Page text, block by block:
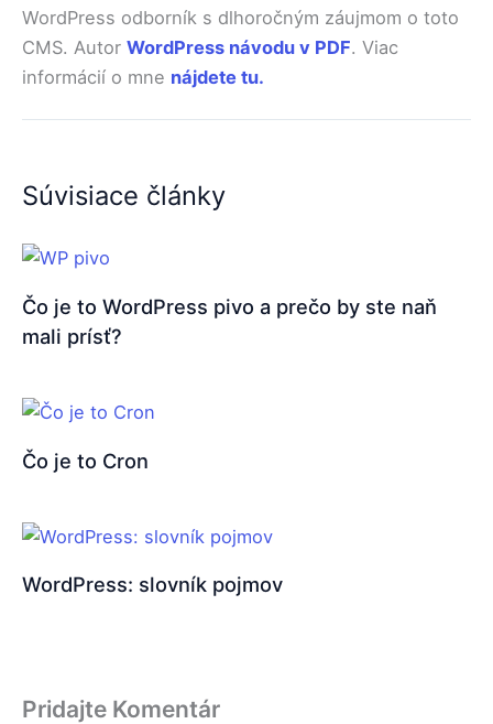
WordPress odborník s dlhoročným záujmom o toto
CMS. Autor WordPress návodu v PDF. Viac
informácií o mne nájdete tu.
Súvisiace články
Čo je to WordPress pivo a prečo by ste naň
mali prísť?
Čo je to Cron
WordPress: slovník pojmov
Pridajte Komentár